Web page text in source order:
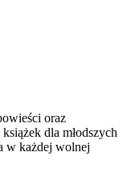
oraz
dla młodszych
w każdej wolnej